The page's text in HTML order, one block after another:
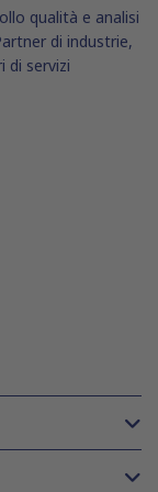
qualità e analisi
di industrie,
di servizi